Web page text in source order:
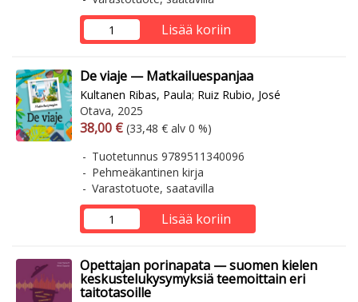
Lisää koriin
De viaje — Matkailuespanjaa
Kultanen Ribas, Paula; Ruiz Rubio, José
Otava, 2025
Arvonlisäverollinen hinta
38,00 € Arvonlisäveroton hinta
(33,48 € alv 0 %)
Tuotetunnus 9789511340096
Pehmeäkantinen kirja
Varastotuote, saatavilla
Lisää koriin
Opettajan porinapata — suomen kielen
keskustelukysymyksiä teemoittain eri
taitotasoille